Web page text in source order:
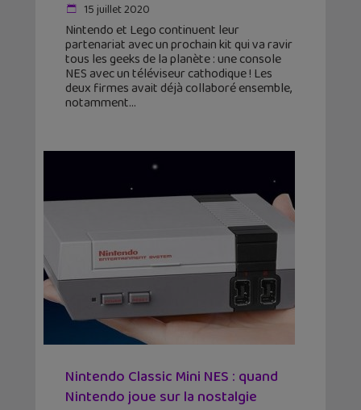
15 juillet 2020
Nintendo et Lego continuent leur
partenariat avec un prochain kit qui va ravir
tous les geeks de la planète : une console
NES avec un téléviseur cathodique ! Les
deux firmes avait déjà collaboré ensemble,
notamment
Nintendo Classic Mini NES : quand
Nintendo joue sur la nostalgie